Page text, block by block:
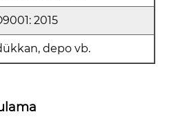
2015
depo vb.